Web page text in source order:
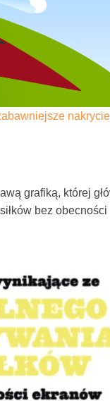
nakrycie
grafiką, której
bez obecności